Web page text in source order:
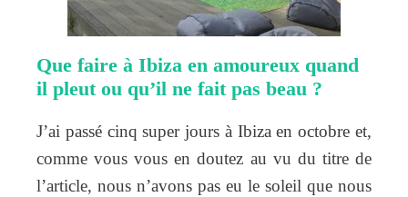
Que faire à Ibiza en amoureux quand
il pleut ou qu’il ne fait pas beau ?
J’ai passé cinq super jours à Ibiza en octobre et,
comme vous vous en doutez au vu du titre de
l’article, nous n’avons pas eu le soleil que nous